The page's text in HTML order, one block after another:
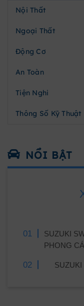
Nội Thất
Ngoại Thất
Động Cơ
An Toàn
Tiện Nghi
Thông Số Kỹ Thuật
NỔI BẬT
SUZUKI
PHONG